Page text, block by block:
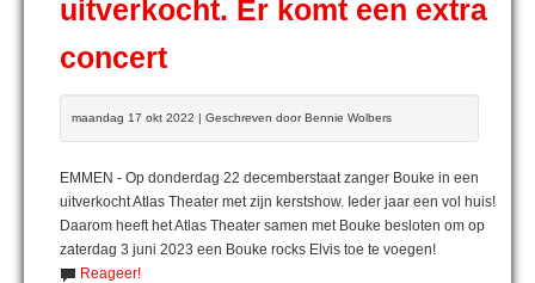
uitverkocht. Er komt een extra
concert
maandag 17 okt 2022 | Geschreven door Bennie Wolbers
EMMEN - Op donderdag 22 decemberstaat zanger Bouke in een
uitverkocht Atlas Theater met zijn kerstshow. Ieder jaar een vol huis!
Daarom heeft het Atlas Theater samen met Bouke besloten om op
zaterdag 3 juni 2023 een Bouke rocks Elvis toe te voegen!
Reageer!